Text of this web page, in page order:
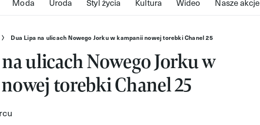
Dua Lipa na ulicach Nowego Jorku w kampanii nowej torebki Chanel 25
ulicach Nowego Jorku w
nowej torebki Chanel 25